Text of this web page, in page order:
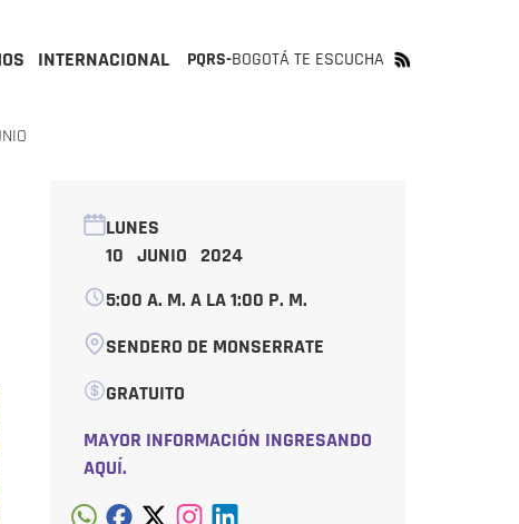
INTERNACIONAL PQRS-BOGOTÁ TE ESCUCHA
LUNES
10 JUNIO 2024
5:00 A. M. A LA 1:00 P. M.
SENDERO DE MONSERRATE
GRATUITO
MAYOR INFORMACIÓN INGRESANDO
AQUÍ.